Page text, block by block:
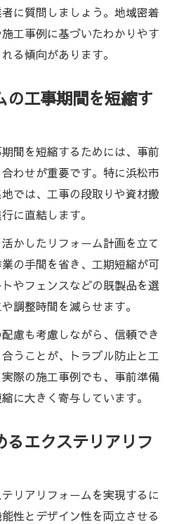
に質問しましょう。地域密着
工事例に基づいたわかりやす
る傾向があります。
の工事期間を短縮す
間を短縮するためには、事前
わせが重要です。特に浜松市
では、工事の段取りや資材搬
に直結します。
かしたリフォーム計画を立て
の手間を省き、工期短縮が可
やフェンスなどの既製品を選
調整時間を減らせます。
慮も考慮しながら、信頼でき
うことが、トラブル防止と工
際の施工事例でも、事前準備
に大きく寄与しています。
るエクステリアリフ
リアリフォームを実現するに
性とデザイン性を両立させる